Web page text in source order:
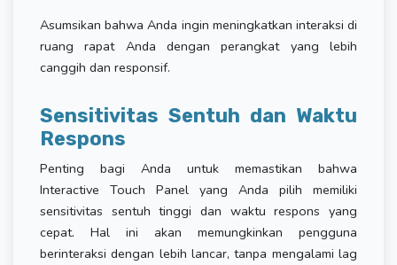
Asumsikan bahwa Anda ingin meningkatkan interaksi di
ruang rapat Anda dengan perangkat yang lebih
canggih dan responsif.
Sensitivitas Sentuh dan Waktu
Respons
Penting bagi Anda untuk memastikan bahwa
Interactive Touch Panel yang Anda pilih memiliki
sensitivitas sentuh tinggi dan waktu respons yang
cepat. Hal ini akan memungkinkan pengguna
berinteraksi dengan lebih lancar, tanpa mengalami lag